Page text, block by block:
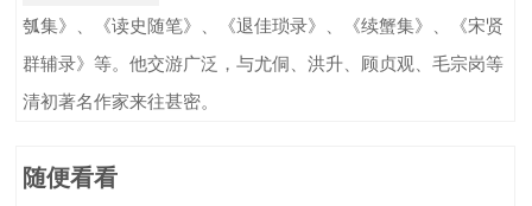
瓠集》、《读史随笔》、《退佳琐录》、《续蟹集》、《宋贤
群辅录》等。他交游广泛，与尤侗、洪升、顾贞观、毛宗岗等
清初著名作家来往甚密。
随便看看